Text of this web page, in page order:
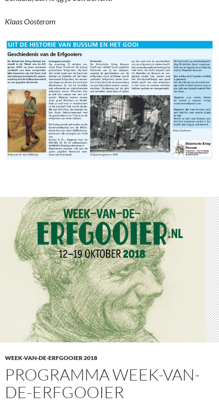
Klaas Oosterom
WEEK-VAN-DE-ERFGOOIER 2018
PROGRAMMA WEEK-VAN-
DE-ERFGOOIER